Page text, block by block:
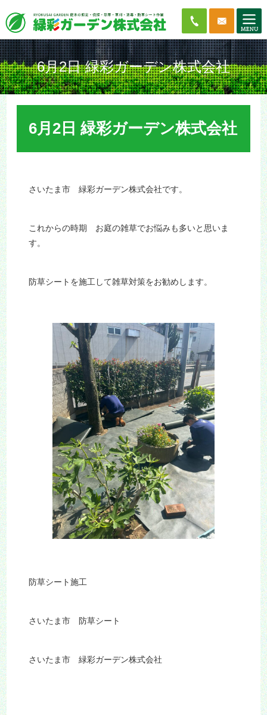
6月2日 緑彩ガーデン株式会社
6月2日 緑彩ガーデン株式会社
さいたま市 緑彩ガーデン株式会社です。
これからの時期 お庭の雑草でお悩みも多いと思いま
す。
防草シートを施工して雑草対策をお勧めします。
防草シート施工
さいたま市 防草シート
さいたま市 緑彩ガーデン株式会社